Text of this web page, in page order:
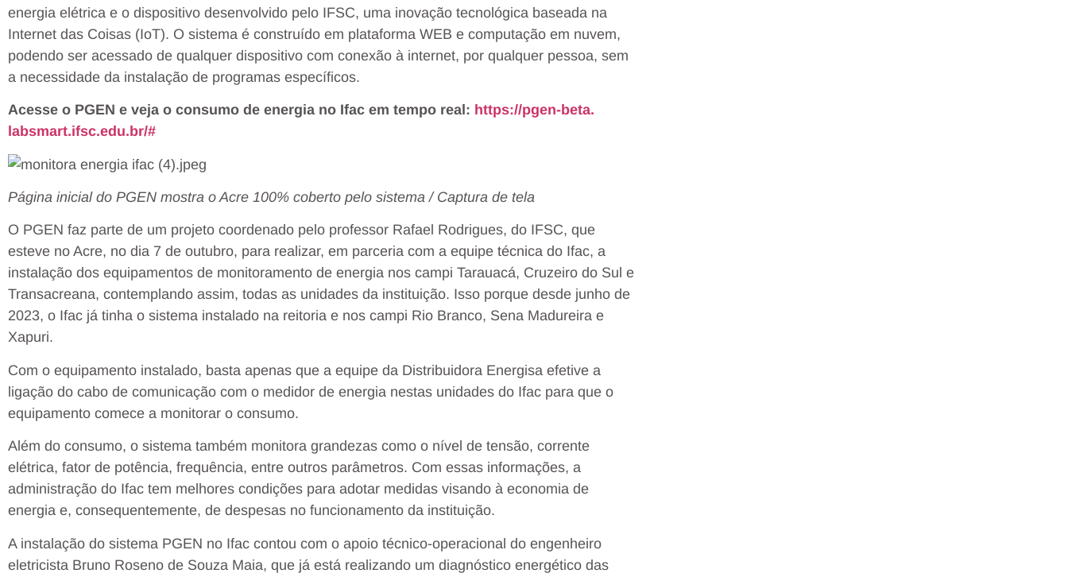
energia elétrica e o dispositivo desenvolvido pelo IFSC, uma inovação tecnológica baseada na
Internet das Coisas (IoT). O sistema é construído em plataforma WEB e computação em nuvem,
podendo ser acessado de qualquer dispositivo com conexão à internet, por qualquer pessoa, sem
a necessidade da instalação de programas específicos.
Acesse o PGEN e veja o consumo de energia no Ifac em tempo real: https://pgen-beta.
labsmart.ifsc.edu.br/#
Página inicial do PGEN mostra o Acre 100% coberto pelo sistema / Captura de tela
O PGEN faz parte de um projeto coordenado pelo professor Rafael Rodrigues, do IFSC, que
esteve no Acre, no dia 7 de outubro, para realizar, em parceria com a equipe técnica do Ifac, a
instalação dos equipamentos de monitoramento de energia nos campi Tarauacá, Cruzeiro do Sul e
Transacreana, contemplando assim, todas as unidades da instituição. Isso porque desde junho de
2023, o Ifac já tinha o sistema instalado na reitoria e nos campi Rio Branco, Sena Madureira e
Xapuri.
Com o equipamento instalado, basta apenas que a equipe da Distribuidora Energisa efetive a
ligação do cabo de comunicação com o medidor de energia nestas unidades do Ifac para que o
equipamento comece a monitorar o consumo.
Além do consumo, o sistema também monitora grandezas como o nível de tensão, corrente
elétrica, fator de potência, frequência, entre outros parâmetros. Com essas informações, a
administração do Ifac tem melhores condições para adotar medidas visando à economia de
energia e, consequentemente, de despesas no funcionamento da instituição.
A instalação do sistema PGEN no Ifac contou com o apoio técnico-operacional do engenheiro
eletricista Bruno Roseno de Souza Maia, que já está realizando um diagnóstico energético das